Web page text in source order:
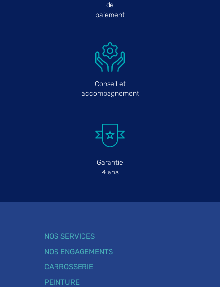
de
paiement
Conseil et
accompagnement
Garantie
4 ans
NOS SERVICES
NOS ENGAGEMENTS
CARROSSERIE
PEINTURE